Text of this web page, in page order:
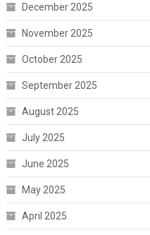
December 2025
November 2025
October 2025
September 2025
August 2025
July 2025
June 2025
May 2025
April 2025